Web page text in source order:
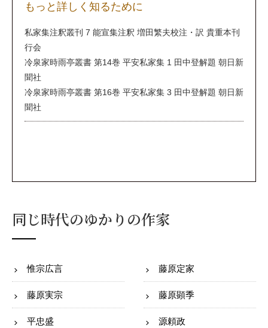
もっと詳しく知るために
私家集注釈叢刊 7 能宣集注釈 増田繁夫校注・訳 貴重本刊
行会
冷泉家時雨亭叢書 第14巻 平安私家集 1 田中登解題 朝日新
聞社
冷泉家時雨亭叢書 第16巻 平安私家集 3 田中登解題 朝日新
聞社
同じ時代のゆかりの作家
惟宗広言 藤原定家
藤原実宗 藤原顕季
平忠盛 源頼政